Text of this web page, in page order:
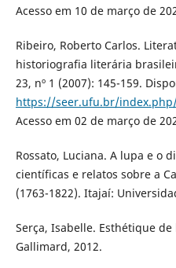
Acesso em 10 de março de
Ribeiro, Roberto Carlos.
historiografia literária
23, nº 1 (2007): 145-159.
https://seer.ufu.br/
Acesso em 02 de março de
Rossato, Luciana. A lupa e o
científicas e relatos sobre a
(1763-1822). Itajaí:
Serça, Isabelle. Esthétique
Gallimard, 2012.